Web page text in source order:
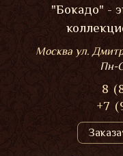
"Бокадо" -
Москва ул.
Пн-
8
+7